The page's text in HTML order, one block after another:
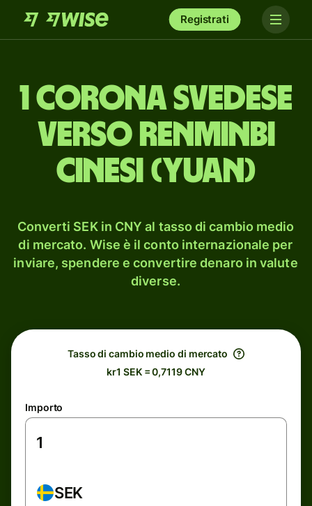
Registrati
1 corona svedese
verso renminbi
cinesi (yuan)
Converti SEK in CNY al tasso di cambio medio
di mercato. Wise è il conto internazionale per
inviare, spendere e convertire denaro in valute
diverse.
Tasso di cambio medio di mercato
kr1 SEK = 0,7119 CNY
Importo
SEK